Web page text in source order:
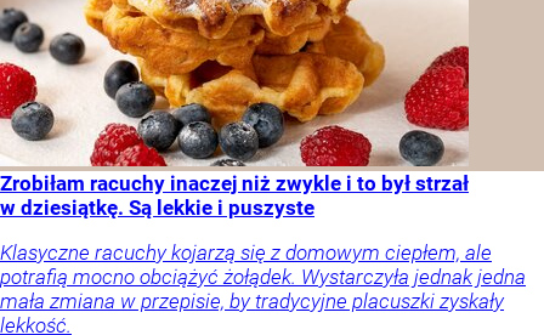
Zrobiłam racuchy inaczej niż zwykle i to był strzał
w dziesiątkę. Są lekkie i puszyste
Klasyczne racuchy kojarzą się z domowym ciepłem, ale
potrafią mocno obciążyć żołądek. Wystarczyła jednak jedna
mała zmiana w przepisie, by tradycyjne placuszki zyskały
lekkość.